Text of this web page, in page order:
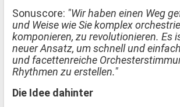
Sonuscore: "Wir haben einen Weg
und Weise wie Sie komplex
komponieren, zu revolutionieren. Es
neuer Ansatz, um schnell und
und facettenreiche
Rhythmen zu erstellen."
Die Idee dahinter